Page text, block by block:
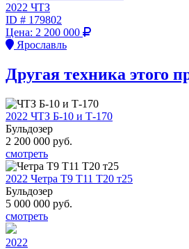
2022 ЧТЗ
ID # 179802
Цена: 2 200 000
Ярославль
Другая техника этого
2022 ЧТЗ Б-10 и Т-170
Бульдозер
2 200 000 руб.
смотреть
2022 Четра Т9 Т11 Т20 т25
Бульдозер
5 000 000 руб.
смотреть
2022